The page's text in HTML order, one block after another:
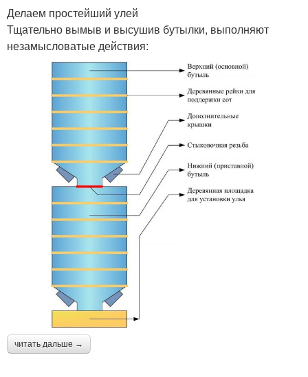
Делаем простейший улей
Тщательно вымыв и высушив бутылки, выполняют
незамысловатые действия:
читать дальше →